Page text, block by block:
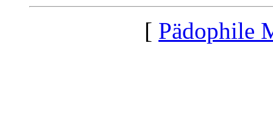
[ Pädophile